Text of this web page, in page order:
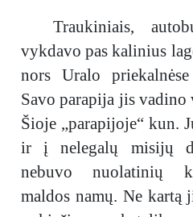
Traukiniais,
vykdavo pas kalinius
nors Uralo
Savo parapija jis vadino
Šioje „parapijoje“ kun.
ir į nelegalų misijų
nebuvo nuolatinių
maldos namų. Ne kartą